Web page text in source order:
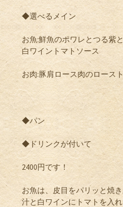
◆選べるメイン
お魚:鮮魚のポワレとつる紫
白ワイントマトソース
お肉:豚肩ロース肉のロース
◆パン
◆ドリンクが付いて
2400円です！
お魚は、皮目をパリッと焼
汁と白ワインにトマトを入